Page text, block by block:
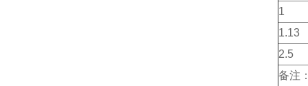
1
1.13
2.5
备注